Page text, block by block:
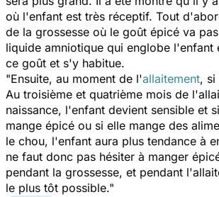
où l'enfant est très réceptif. Tout
de la grossesse où le goût épicé va
liquide amniotique qui englobe l'enfant
ce goût et s'y habitue.
"Ensuite, au moment de l'allaitement, si
Au troisième et quatrième mois de
naissance, l'enfant devient sensible et
mange épicé ou si elle mange des
le chou, l'enfant aura plus tendance à
ne faut donc pas hésiter à manger
pendant la grossesse, et pendant
le plus tôt possible."